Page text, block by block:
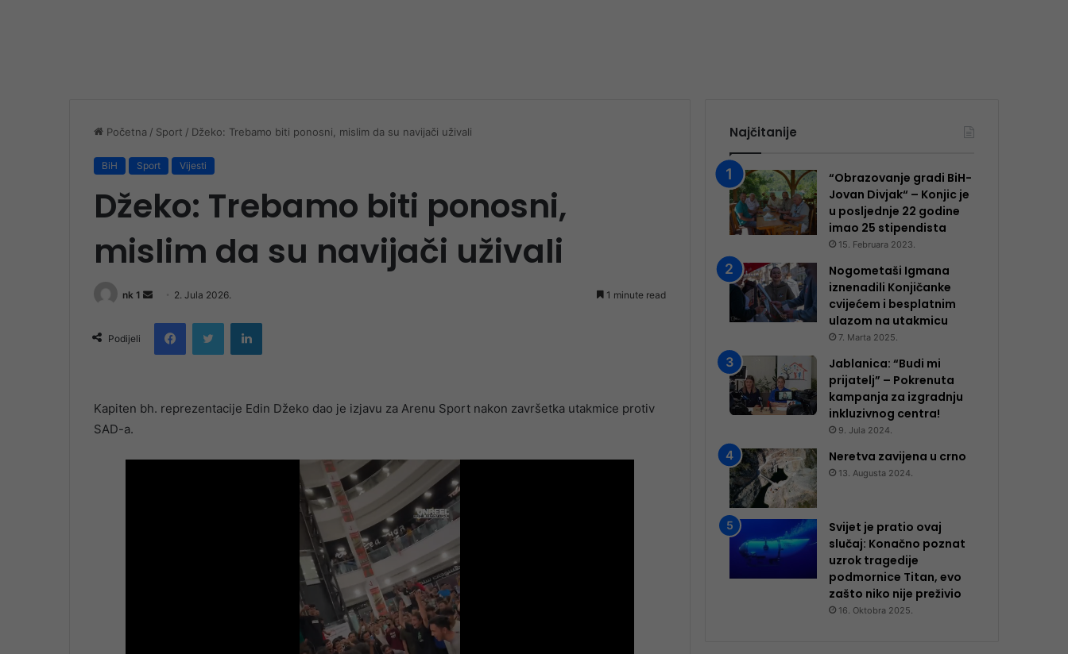
Početna / Sport / Džeko: Trebamo biti ponosni, mislim da su navijači uživali
BiH Sport Vijesti
Džeko: Trebamo biti ponosni,
mislim da su navijači uživali
nk 1
Send
email
2. Jula 2026. 1 minute read
Podijeli
FacebookTwitter LinkedIn
Kapiten bh. reprezentacije Edin Džeko dao je izjavu za Arenu Sport nakon završetka utakmice protiv
SAD-a.
Najčitanije
“Obrazovanje gradi BiH-
Jovan Divjak“ – Konjic je
u posljednje 22 godine
imao 25 ​​stipendista
15. Februara 2023.
Nogometaši Igmana
iznenadili Konjičanke
cvijećem i besplatnim
ulazom na utakmicu
7. Marta 2025.
Jablanica: “Budi mi
prijatelj” – Pokrenuta
kampanja za izgradnju
inkluzivnog centra!
9. Jula 2024.
Neretva zavijena u crno
13. Augusta 2024.
Svijet je pratio ovaj
slučaj: Konačno poznat
uzrok tragedije
podmornice Titan, evo
zašto niko nije preživio
16. Oktobra 2025.